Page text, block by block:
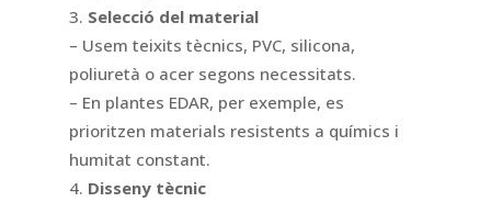
Selecció del material
– Usem teixits tècnics, PVC, silicona,
poliuretà o acer segons necessitats.
– En plantes EDAR, per exemple, es
prioritzen materials resistents a químics i
humitat constant.
Disseny tècnic